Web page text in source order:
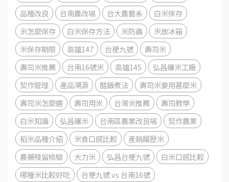
品種改良
台南農改場 台大農藝系
白米保存
米怎麼保存
白米保存方法 米防蟲
米放冰箱
米保存期限
高雄147 台梗九號
壽司米
壽司米推薦
台南16號米 高雄145
弘昌碾米工廠
契作管理
產品溯源 醋飯煮法
壽司米要用甚麼米
壽司米怎麼選
壽司用米 台灣米推薦
壽司教學
白米知識
弘昌碾米 台南區農業改良場
契作農業
稻米品種介紹
米食口感比較
產銷履歷米
農藥殘留檢驗
大力米 弘昌台梗九號
白米口感比較
哪種米比較好吃
台梗九號 vs 台南16號